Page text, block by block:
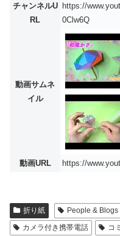
チャンネルU
RL
https://
0Clw6Q
動画サムネ
イル
動画URL https://
折り紙 People & Blogs
カメラ付き携帯電話
コ